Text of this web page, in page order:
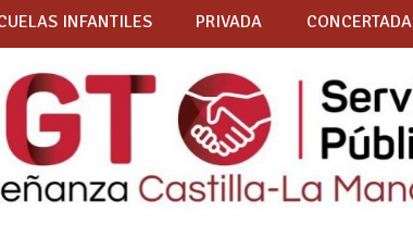
INFANTILES PRIVADA CONCERTADA